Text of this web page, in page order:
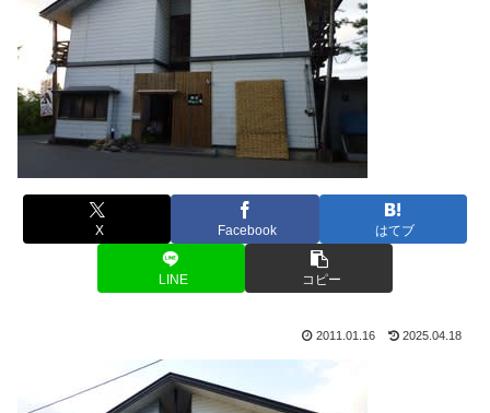
X Facebook はてブ
LINE コピー
2011.01.16 2025.04.18